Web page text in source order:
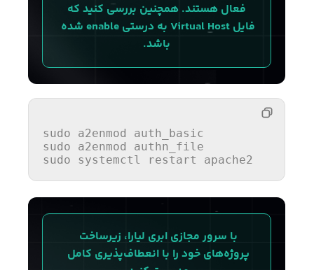
فعال هستند. همچنین بررسی کنید که
فایل Virtual Host به درستی enable شده
باشد.
sudo a2enmod auth _basic
sudo a2enmod authn_ file
sudo systemctl restart apache2
با سرور مجازی ابری لیارا، زیرساخت
پروژه‌های خود را با انعطاف‌پذیری کامل